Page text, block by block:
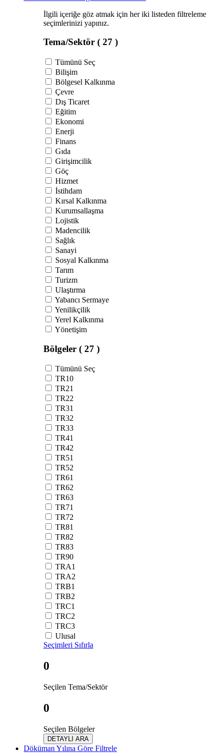
İlgili içeriğe göz atmak için her iki listeden filtreleme
seçimlerinizi yapınız.
Tema/Sektör ( 27 )
Tümünü Seç
Bilişim
Bölgesel Kalkınma
Çevre
Dış Ticaret
Eğitim
Ekonomi
Enerji
Finans
Gıda
Girişimcilik
Göç
Hizmet
İstihdam
Kırsal Kalkınma
Kurumsallaşma
Lojistik
Madencilik
Sağlık
Sanayi
Sosyal Kalkınma
Tarım
Turizm
Ulaştırma
Yabancı Sermaye
Yenilikçilik
Yerel Kalkınma
Yönetişim
Bölgeler ( 27 )
Tümünü Seç
TR10
TR21
TR22
TR31
TR32
TR33
TR41
TR42
TR51
TR52
TR61
TR62
TR63
TR71
TR72
TR81
TR82
TR83
TR90
TRA1
TRA2
TRB1
TRB2
TRC1
TRC2
TRC3
Ulusal
Seçimleri Sıfırla
0
Seçilen Tema/Sektör
0
Seçilen Bölgeler
DETAYLI ARA
Döküman Yılına Göre Filtrele